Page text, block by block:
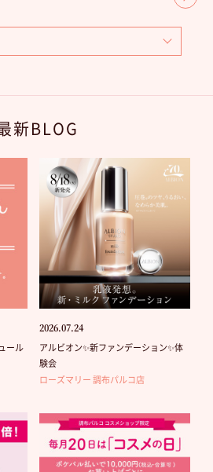
新BLOG
ール
2026.07.24
アルビオン✨新ファンデーション✨体
験会
ローズマリー 調布パルコ店